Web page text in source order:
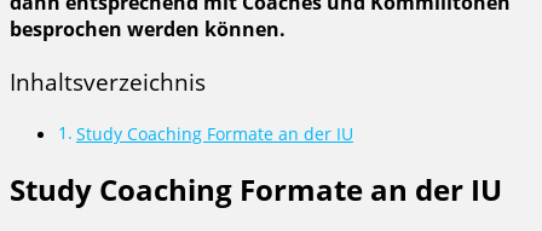
besprochen werden können.
Inhaltsverzeichnis
Study Coaching Formate an der IU
Study Coaching Formate an der IU